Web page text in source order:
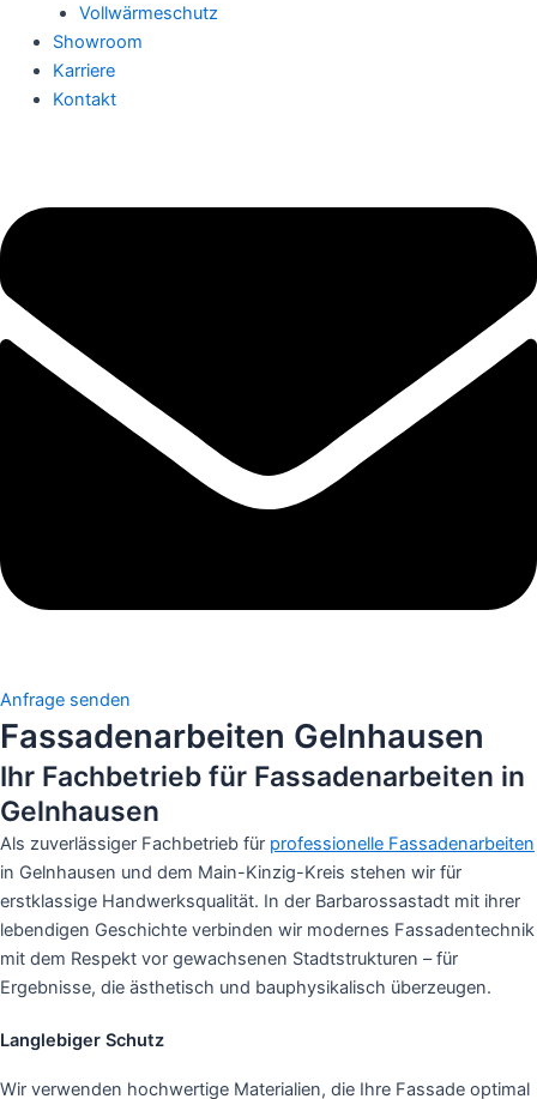
Vollwärmeschutz
Showroom
Karriere
Kontakt
Anfrage senden
Fassadenarbeiten Gelnhausen
Ihr Fachbetrieb für Fassadenarbeiten in
Gelnhausen
Als zuverlässiger Fachbetrieb für professionelle Fassadenarbeiten
in Gelnhausen und dem Main-Kinzig-Kreis stehen wir für
erstklassige Handwerksqualität. In der Barbarossastadt mit ihrer
lebendigen Geschichte verbinden wir modernes Fassadentechnik
mit dem Respekt vor gewachsenen Stadtstrukturen – für
Ergebnisse, die ästhetisch und bauphysikalisch überzeugen.
Langlebiger Schutz
Wir verwenden hochwertige Materialien, die Ihre Fassade optimal